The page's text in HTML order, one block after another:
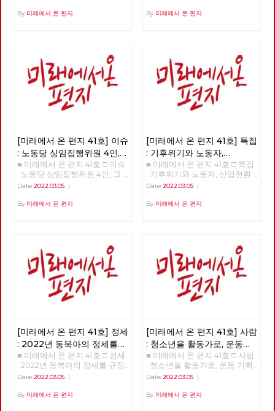
번 이백윤인가? □ 이슈 : 노동당
세를 규정하는 네 가지 요인 □
사람 : 청소년을 활동가로, 운동
기획자 고유미 □ 도서 : 그건 내
건데 - 기본소득, 모두가 차별없
이 찾아야 할 권리 □ 영화 : 이미
예정되어 있던 비극의 반복 - 나
By 미래에서 온 편지 By 미래에서 온 편지
[미래에서 온 편지 41호] 이슈
: 노동당 상임집행위원 4인,
그들은 누구인가?
■ 미래에서 온 편지 41호 □ 이슈
: 노동당 상임집행위원 4인, 그
들은 누구인가? >>>>>> 업로드
Date 2022.03.05 |
By 미래에서 온 편지
[미래에서 온 편지 41호] 특집
: 기후위기와 노동자,
산업전환을 넘어
체제전환으로
■ 미래에서 온 편지 41호 □ 특집
: 기후위기와 노동자, 산업전환
을 넘어 체제전환으로 >>>>>>
Date 2022.03.05|
By 미래에서 온 편지
[미래에서 온 편지 41호] 정세
: 2022년 동북아의 정세를
규정하는 네 가지 요인
■ 미래에서 온 편지 41호 □ 정세
: 2022년 동북아의 정세를 규정
하는 네 가지 요인 >>>>>> 업로
Date 2022.03.05 |
By 미래에서 온 편지
[미래에서 온 편지 41호] 사람
: 청소년을 활동가로, 운동
기획자 고유미
■ 미래에서 온 편지 41호 □ 사람
: 청소년을 활동가로, 운동 기획
자 고유미 >>>>>> 업로드 준비
Date 2022.03.05|
By 미래에서 온 편지